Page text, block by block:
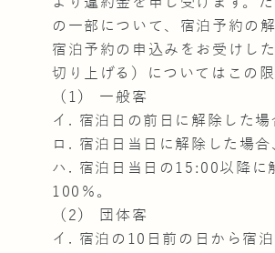
の一部について、宿泊予約の
宿泊予約の申込みをお受けし
切り上げる）についてはこの
（1） 一般客
イ. 宿泊日の前日に解除した
ロ. 宿泊日当日に解除した場
ハ. 宿泊日当日の15:00以降に
100％。
（2） 団体客
イ. 宿泊の10日前の日から宿